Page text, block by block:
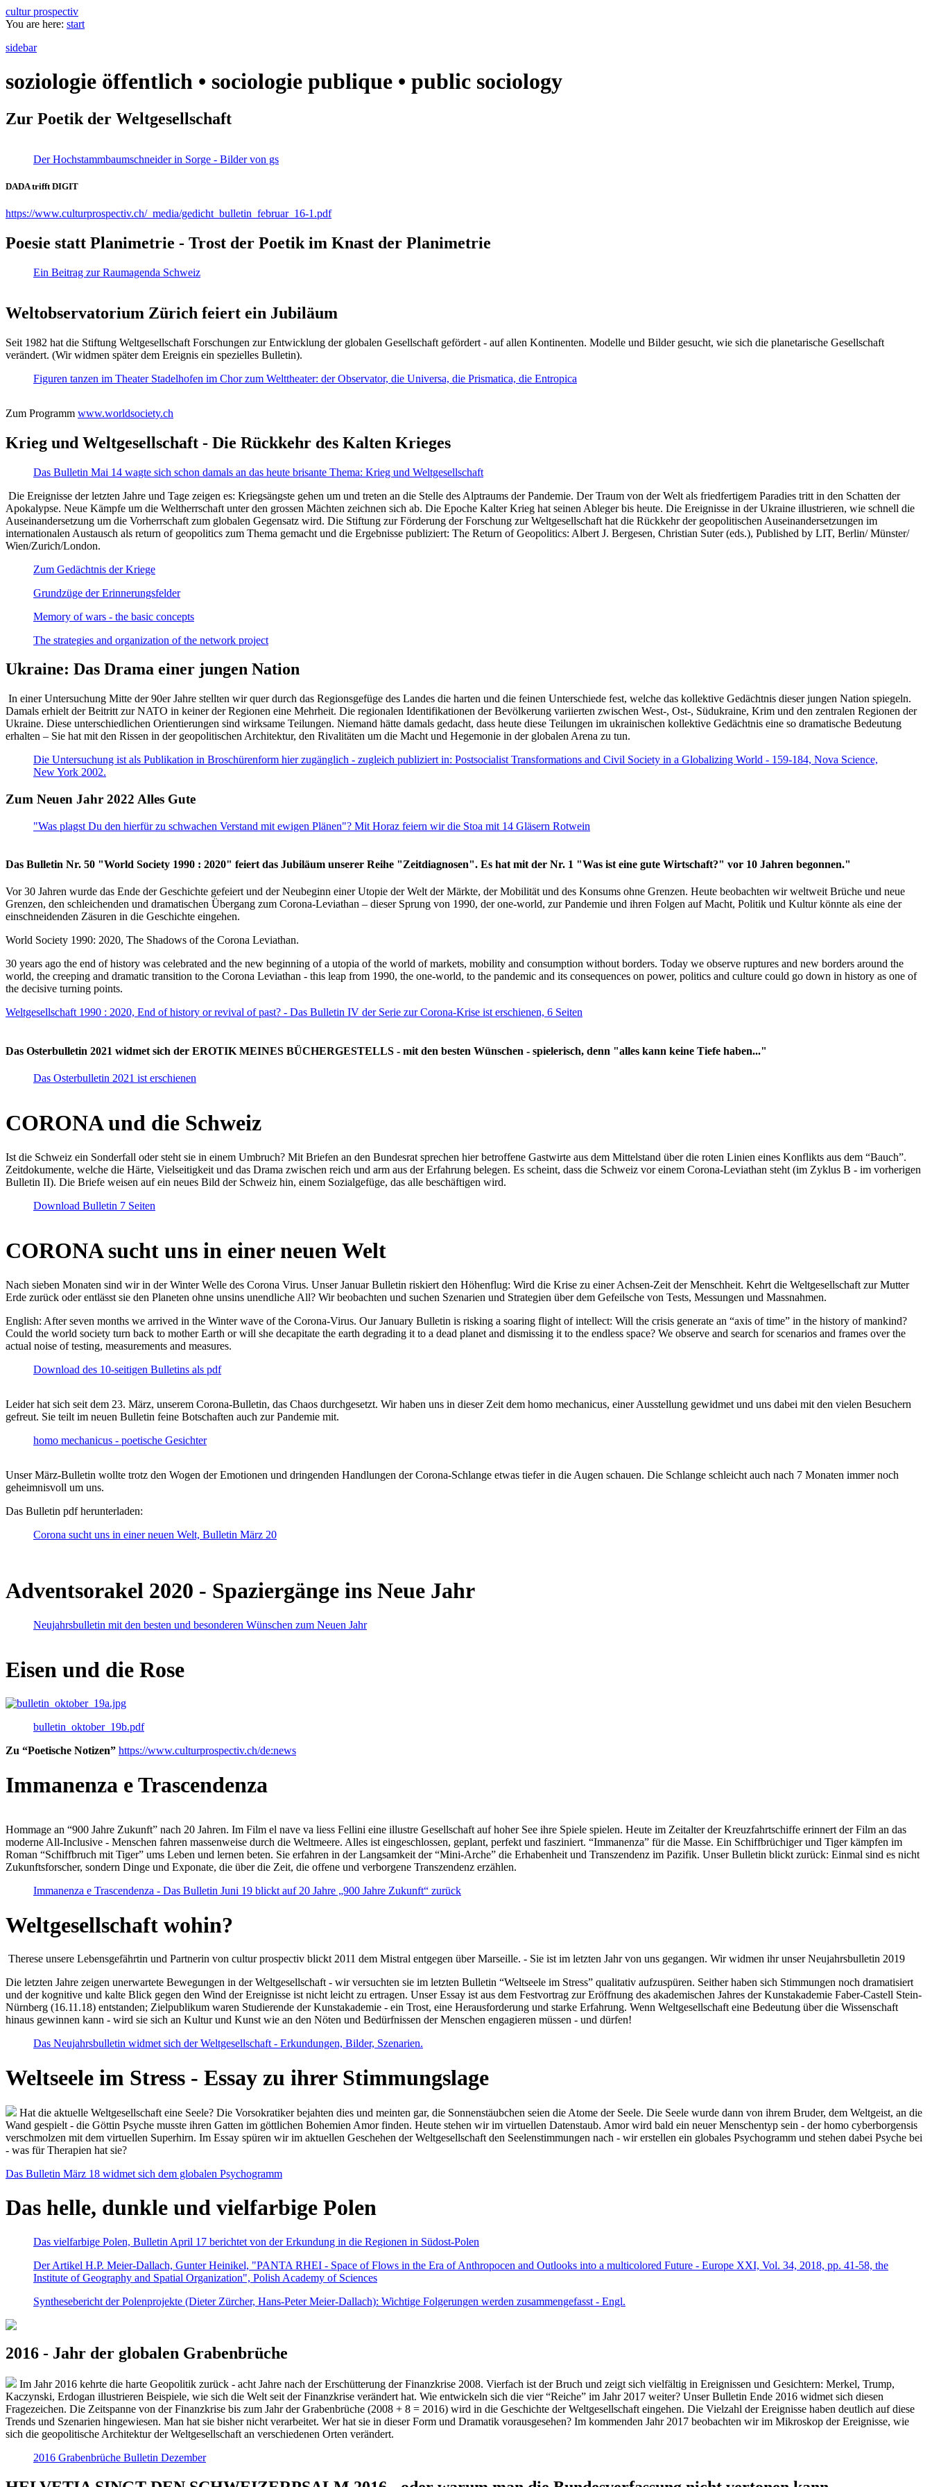
cultur prospectiv
You are here: start
sidebar
soziologie öffentlich • sociologie publique • public sociology
Zur Poetik der Weltgesellschaft
Der Hochstammbaumschneider in Sorge - Bilder von gs
DADA trifft DIGIT
https://www.culturprospectiv.ch/_media/gedicht_bulletin_februar_16-1.pdf
Poesie statt Planimetrie - Trost der Poetik im Knast der Planimetrie
Ein Beitrag zur Raumagenda Schweiz
Weltobservatorium Zürich feiert ein Jubiläum
Seit 1982 hat die Stiftung Weltgesellschaft Forschungen zur Entwicklung der globalen Gesellschaft gefördert - auf allen Kontinenten. Modelle und Bilder gesucht, wie sich die planetarische Gesellschaft
verändert. (Wir widmen später dem Ereignis ein spezielles Bulletin).
Figuren tanzen im Theater Stadelhofen im Chor zum Welttheater: der Observator, die Universa, die Prismatica, die Entropica
Zum Programm www.worldsociety.ch
Krieg und Weltgesellschaft - Die Rückkehr des Kalten Krieges
Das Bulletin Mai 14 wagte sich schon damals an das heute brisante Thema: Krieg und Weltgesellschaft
Die Ereignisse der letzten Jahre und Tage zeigen es: Kriegsängste gehen um und treten an die Stelle des Alptraums der Pandemie. Der Traum von der Welt als friedfertigem Paradies tritt in den Schatten der
Apokalypse. Neue Kämpfe um die Weltherrschaft unter den grossen Mächten zeichnen sich ab. Die Epoche Kalter Krieg hat seinen Ableger bis heute. Die Ereignisse in der Ukraine illustrieren, wie schnell die
Auseinandersetzung um die Vorherrschaft zum globalen Gegensatz wird. Die Stiftung zur Förderung der Forschung zur Weltgesellschaft hat die Rückkehr der geopolitischen Auseinandersetzungen im
internationalen Austausch als return of geopolitics zum Thema gemacht und die Ergebnisse publiziert: The Return of Geopolitics: Albert J. Bergesen, Christian Suter (eds.), Published by LIT, Berlin/ Münster/
Wien/Zurich/London.
Zum Gedächtnis der Kriege
Grundzüge der Erinnerungsfelder
Memory of wars - the basic concepts
The strategies and organization of the network project
Ukraine: Das Drama einer jungen Nation
In einer Untersuchung Mitte der 90er Jahre stellten wir quer durch das Regionsgefüge des Landes die harten und die feinen Unterschiede fest, welche das kollektive Gedächtnis dieser jungen Nation spiegeln.
Damals erhielt der Beitritt zur NATO in keiner der Regionen eine Mehrheit. Die regionalen Identifikationen der Bevölkerung variierten zwischen West-, Ost-, Südukraine, Krim und den zentralen Regionen der
Ukraine. Diese unterschiedlichen Orientierungen sind wirksame Teilungen. Niemand hätte damals gedacht, dass heute diese Teilungen im ukrainischen kollektive Gedächtnis eine so dramatische Bedeutung
erhalten – Sie hat mit den Rissen in der geopolitischen Architektur, den Rivalitäten um die Macht und Hegemonie in der globalen Arena zu tun.
Die Untersuchung ist als Publikation in Broschürenform hier zugänglich - zugleich publiziert in: Postsocialist Transformations and Civil Society in a Globalizing World - 159-184, Nova Science,
New York 2002.
Zum Neuen Jahr 2022 Alles Gute
"Was plagst Du den hierfür zu schwachen Verstand mit ewigen Plänen"? Mit Horaz feiern wir die Stoa mit 14 Gläsern Rotwein
Das Bulletin Nr. 50 "World Society 1990 : 2020" feiert das Jubiläum unserer Reihe "Zeitdiagnosen". Es hat mit der Nr. 1 "Was ist eine gute Wirtschaft?" vor 10 Jahren begonnen."
Vor 30 Jahren wurde das Ende der Geschichte gefeiert und der Neubeginn einer Utopie der Welt der Märkte, der Mobilität und des Konsums ohne Grenzen. Heute beobachten wir weltweit Brüche und neue
Grenzen, den schleichenden und dramatischen Übergang zum Corona-Leviathan – dieser Sprung von 1990, der one-world, zur Pandemie und ihren Folgen auf Macht, Politik und Kultur könnte als eine der
einschneidenden Zäsuren in die Geschichte eingehen.
World Society 1990: 2020, The Shadows of the Corona Leviathan.
30 years ago the end of history was celebrated and the new beginning of a utopia of the world of markets, mobility and consumption without borders. Today we observe ruptures and new borders around the
world, the creeping and dramatic transition to the Corona Leviathan - this leap from 1990, the one-world, to the pandemic and its consequences on power, politics and culture could go down in history as one of
the decisive turning points.
Weltgesellschaft 1990 : 2020, End of history or revival of past? - Das Bulletin IV der Serie zur Corona-Krise ist erschienen, 6 Seiten
Das Osterbulletin 2021 widmet sich der EROTIK MEINES BÜCHERGESTELLS - mit den besten Wünschen - spielerisch, denn "alles kann keine Tiefe haben..."
Das Osterbulletin 2021 ist erschienen
CORONA und die Schweiz
Ist die Schweiz ein Sonderfall oder steht sie in einem Umbruch? Mit Briefen an den Bundesrat sprechen hier betroffene Gastwirte aus dem Mittelstand über die roten Linien eines Konflikts aus dem “Bauch”.
Zeitdokumente, welche die Härte, Vielseitigkeit und das Drama zwischen reich und arm aus der Erfahrung belegen. Es scheint, dass die Schweiz vor einem Corona-Leviathan steht (im Zyklus B - im vorherigen
Bulletin II). Die Briefe weisen auf ein neues Bild der Schweiz hin, einem Sozialgefüge, das alle beschäftigen wird.
Download Bulletin 7 Seiten
CORONA sucht uns in einer neuen Welt
Nach sieben Monaten sind wir in der Winter Welle des Corona Virus. Unser Januar Bulletin riskiert den Höhenflug: Wird die Krise zu einer Achsen-Zeit der Menschheit. Kehrt die Weltgesellschaft zur Mutter
Erde zurück oder entlässt sie den Planeten ohne unsins unendliche All? Wir beobachten und suchen Szenarien und Strategien über dem Gefeilsche von Tests, Messungen und Massnahmen.
English: After seven months we arrived in the Winter wave of the Corona-Virus. Our January Bulletin is risking a soaring flight of intellect: Will the crisis generate an “axis of time” in the history of mankind?
Could the world society turn back to mother Earth or will she decapitate the earth degrading it to a dead planet and dismissing it to the endless space? We observe and search for scenarios and frames over the
actual noise of testing, measurements and measures.
Download des 10-seitigen Bulletins als pdf
Leider hat sich seit dem 23. März, unserem Corona-Bulletin, das Chaos durchgesetzt. Wir haben uns in dieser Zeit dem homo mechanicus, einer Ausstellung gewidmet und uns dabei mit den vielen Besuchern
gefreut. Sie teilt im neuen Bulletin feine Botschaften auch zur Pandemie mit.
homo mechanicus - poetische Gesichter
Unser März-Bulletin wollte trotz den Wogen der Emotionen und dringenden Handlungen der Corona-Schlange etwas tiefer in die Augen schauen. Die Schlange schleicht auch nach 7 Monaten immer noch
geheimnisvoll um uns.
Das Bulletin pdf herunterladen:
Corona sucht uns in einer neuen Welt, Bulletin März 20
Adventsorakel 2020 - Spaziergänge ins Neue Jahr
Neujahrsbulletin mit den besten und besonderen Wünschen zum Neuen Jahr
Eisen und die Rose
bulletin_oktober_19b.pdf
Zu “Poetische Notizen” https://www.culturprospectiv.ch/de:news
Immanenza e Trascendenza
Hommage an “900 Jahre Zukunft” nach 20 Jahren. Im Film el nave va liess Fellini eine illustre Gesellschaft auf hoher See ihre Spiele spielen. Heute im Zeitalter der Kreuzfahrtschiffe erinnert der Film an das
moderne All-Inclusive - Menschen fahren massenweise durch die Weltmeere. Alles ist eingeschlossen, geplant, perfekt und fasziniert. “Immanenza” für die Masse. Ein Schiffbrüchiger und Tiger kämpfen im
Roman “Schiffbruch mit Tiger” ums Leben und lernen beten. Sie erfahren in der Langsamkeit der “Mini-Arche” die Erhabenheit und Transzendenz im Pazifik. Unser Bulletin blickt zurück: Einmal sind es nicht
Zukunftsforscher, sondern Dinge und Exponate, die über die Zeit, die offene und verborgene Transzendenz erzählen.
Immanenza e Trascendenza - Das Bulletin Juni 19 blickt auf 20 Jahre „900 Jahre Zukunft“ zurück
Weltgesellschaft wohin?
Therese unsere Lebensgefährtin und Partnerin von cultur prospectiv blickt 2011 dem Mistral entgegen über Marseille. - Sie ist im letzten Jahr von uns gegangen. Wir widmen ihr unser Neujahrsbulletin 2019
Die letzten Jahre zeigen unerwartete Bewegungen in der Weltgesellschaft - wir versuchten sie im letzten Bulletin “Weltseele im Stress” qualitativ aufzuspüren. Seither haben sich Stimmungen noch dramatisiert
und der kognitive und kalte Blick gegen den Wind der Ereignisse ist nicht leicht zu ertragen. Unser Essay ist aus dem Festvortrag zur Eröffnung des akademischen Jahres der Kunstakademie Faber-Castell Stein-
Nürnberg (16.11.18) entstanden; Zielpublikum waren Studierende der Kunstakademie - ein Trost, eine Herausforderung und starke Erfahrung. Wenn Weltgesellschaft eine Bedeutung über die Wissenschaft
hinaus gewinnen kann - wird sie sich an Kultur und Kunst wie an den Nöten und Bedürfnissen der Menschen engagieren müssen - und dürfen!
Das Neujahrsbulletin widmet sich der Weltgesellschaft - Erkundungen, Bilder, Szenarien.
Weltseele im Stress - Essay zu ihrer Stimmungslage
Hat die aktuelle Weltgesellschaft eine Seele? Die Vorsokratiker bejahten dies und meinten gar, die Sonnenstäubchen seien die Atome der Seele. Die Seele wurde dann von ihrem Bruder, dem Weltgeist, an die
Wand gespielt - die Göttin Psyche musste ihren Gatten im göttlichen Bohemien Amor finden. Heute stehen wir im virtuellen Datenstaub. Amor wird bald ein neuer Menschentyp sein - der homo cyberborgensis
verschmolzen mit dem virtuellen Superhirn. Im Essay spüren wir im aktuellen Geschehen der Weltgesellschaft den Seelenstimmungen nach - wir erstellen ein globales Psychogramm und stehen dabei Psyche bei
- was für Therapien hat sie?
Das Bulletin März 18 widmet sich dem globalen Psychogramm
Das helle, dunkle und vielfarbige Polen
Das vielfarbige Polen, Bulletin April 17 berichtet von der Erkundung in die Regionen in Südost-Polen
Der Artikel H.P. Meier-Dallach, Gunter Heinikel, "PANTA RHEI - Space of Flows in the Era of Anthropocen and Outlooks into a multicolored Future - Europe XXI, Vol. 34, 2018, pp. 41-58, the
Institute of Geography and Spatial Organization", Polish Academy of Sciences
Synthesebericht der Polenprojekte (Dieter Zürcher, Hans-Peter Meier-Dallach): Wichtige Folgerungen werden zusammengefasst - Engl.
2016 - Jahr der globalen Grabenbrüche
Im Jahr 2016 kehrte die harte Geopolitik zurück - acht Jahre nach der Erschütterung der Finanzkrise 2008. Vierfach ist der Bruch und zeigt sich vielfältig in Ereignissen und Gesichtern: Merkel, Trump,
Kaczynski, Erdogan illustrieren Beispiele, wie sich die Welt seit der Finanzkrise verändert hat. Wie entwickeln sich die vier “Reiche” im Jahr 2017 weiter? Unser Bulletin Ende 2016 widmet sich diesen
Fragezeichen. Die Zeitspanne von der Finanzkrise bis zum Jahr der Grabenbrüche (2008 + 8 = 2016) wird in die Geschichte der Weltgesellschaft eingehen. Die Vielzahl der Ereignisse haben deutlich auf diese
Trends und Szenarien hingewiesen. Man hat sie bisher nicht verarbeitet. Wer hat sie in dieser Form und Dramatik vorausgesehen? Im kommenden Jahr 2017 beobachten wir im Mikroskop der Ereignisse, wie
sich die geopolitische Architektur der Weltgesellschaft an verschiedenen Orten verändert.
2016 Grabenbrüche Bulletin Dezember